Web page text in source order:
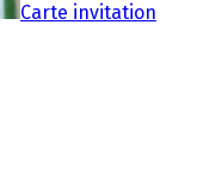
Carte invitation